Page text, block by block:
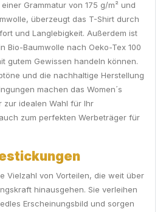
Grammatur von 175 g/m² und
überzeugt das T-Shirt durch
und Langlebigkeit. Außerdem ist
Bio-Baumwolle nach Oeko-Tex 100
gutem Gewissen handeln können.
und die nachhaltige Herstellung
machen das Women´s
zur idealen Wahl für Ihr
zum perfekten Werbeträger für
Vielzahl von Vorteilen, die weit über
hinausgehen. Sie verleihen
Erscheinungsbild und sorgen